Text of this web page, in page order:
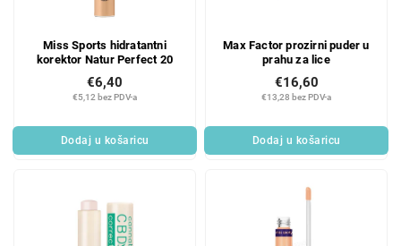
Miss Sports hidratantni
korektor Natur Perfect 20
€5,12 bez PDV-a
€6,40
Dodaj u košaricu
Max Factor prozirni puder u
prahu za lice
€13,28 bez PDV-a
€16,60
Dodaj u košaricu